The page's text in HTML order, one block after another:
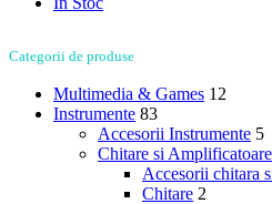
Categorii de produse
Multimedia & Games 12
Instrumente 83
Accesorii Instrumente 5
Chitare si Amplificatoare
Accesorii chitara
Chitare 2